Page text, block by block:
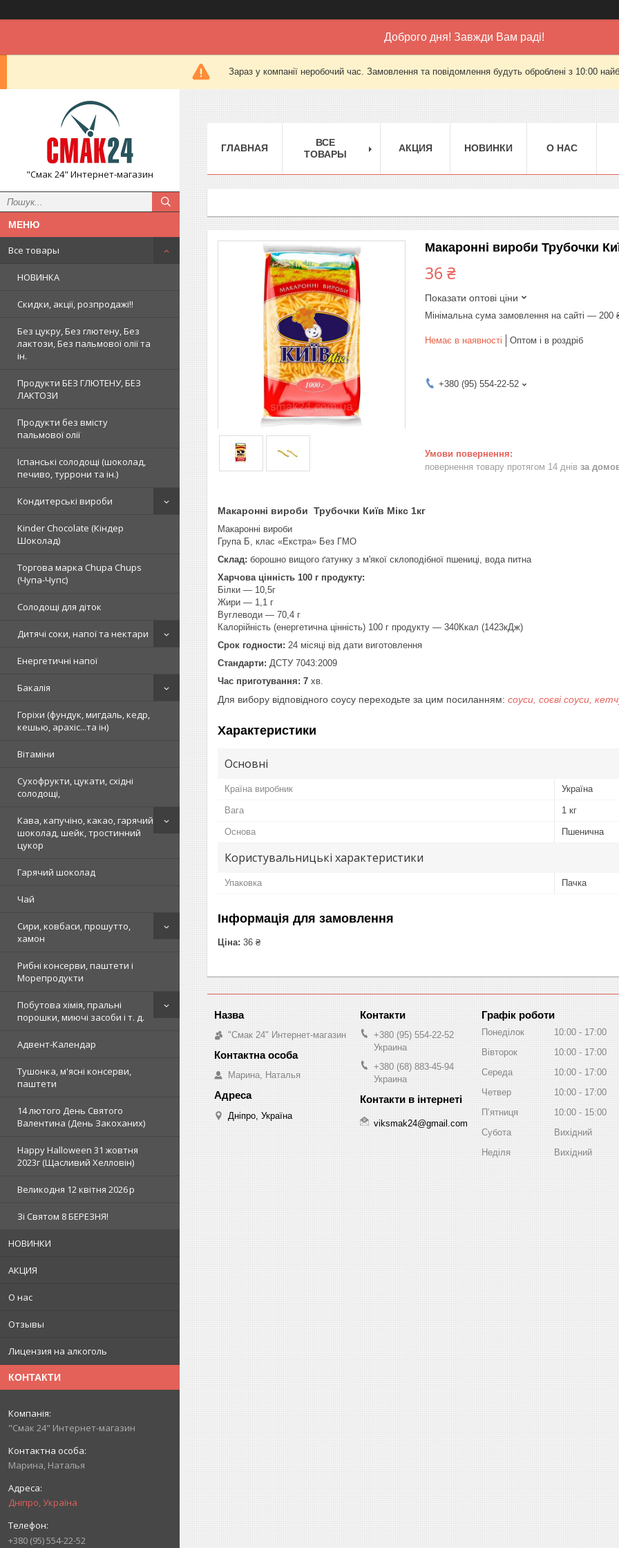
Доброго дня! Завжди Вам раді!
Зараз у компанії неробочий час. Замовлення та повідомлення будуть оброблені з 10:00
"Смак 24" Интернет-магазин
Все товары
НОВИНКА
Скидки, акції, розпродажі!!
Без цукру, Без глютену, Без
лактози, Без пальмової олії та
ін.
Продукти БЕЗ ГЛЮТЕНУ, БЕЗ
ЛАКТОЗИ
Продукти без вмісту
пальмової олії
Іспанські солодощі (шоколад,
печиво, туррони та ін.)
Кондитерські вироби
Kinder Chocolate (Кіндер
Шоколад)
Торгова марка Chupa Chups
(Чупа-Чупс)
Солодощі для діток
Дитячі соки, напої та нектари
Енергетичні напої
Бакалія
Горіхи (фундук, мигдаль, кедр,
кешью, арахіс...та ін)
Вітаміни
Сухофрукти, цукати, східні
солодощі,
Кава, капучіно, какао, гарячий
шоколад, шейк, тростинний
цукор
Гарячий шоколад
Чай
Сири, ковбаси, прошутто,
хамон
Рибні консерви, паштети і
Морепродукти
Побутова хімія, пральні
порошки, миючі засоби і т. д.
Адвент-Календар
Тушонка, м'ясні консерви,
паштети
14 лютого День Святого
Валентина (День Закоханих)
Happy Halloween 31 жовтня
2023г (Щасливий Хелловін)
Великодня 12 квітня 2026 р
Зi Святом 8 БЕРЕЗНЯ!
НОВИНКИ
АКЦИЯ
О нас
Отзывы
Лицензия на алкоголь
КОНТАКТИ
"Смак 24" Интернет-магазин
Марина, Наталья
Дніпро, Україна
+380 (95) 554-22-52
ГЛАВНАЯ
ВСЕ
ТОВАРЫ
АКЦИЯ НОВИНКИ О НАС
Макаронні вироби Трубочки
36 ₴
Показати оптові ціни
Мінімальна сума замовлення на сайті — 200
Немає в наявності Оптом і в роздріб
+380 (95) 554-22-52
повернення товару протягом 14 днів за
Макаронні вироби Трубочки Київ Мікс 1кг
Макаронні вироби
Група Б, клас «Екстра» Без ГМО
Склад: борошно вищого ґатунку з м'якої склоподібної пшениці, вода питна
Харчова цінність 100 г продукту:
Білки — 10,5г
Жири — 1,1 г
Вуглеводи — 70,4 г
Калорійність (енергетична цінність) 100 г продукту — 340Ккал (1423кДж)
Срок годности: 24 місяці від дати виготовлення
Стандарти: ДСТУ 7043:2009
Час приготування: 7 хв.
Для вибору відповідного соусу переходьте за цим посиланням: соуси, соєві соуси,
Характеристики
Основні
Країна виробник Україна
Вага 1 кг
Основа Пшенична
Користувальницькі характеристики
Упаковка Пачка
Інформація для замовлення
Ціна: 36 ₴
"Смак 24" Интернет-магазин
Марина, Наталья
Дніпро, Україна
+380 (95) 554-22-52
Украина
+380 (68) 883-45-94
Украина
viksmak24@gmail.com
Графік роботи
Понеділок 10:00
17:00
Вівторок
10:00
17:00
Середа
10:00
17:00
Четвер
10:00
17:00
Пʼятниця
10:00
15:00
Субота
Вихідний
Неділя
Вихідний